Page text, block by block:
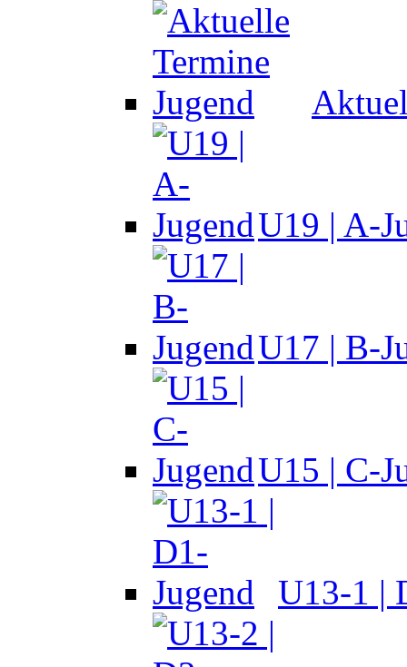
U19 | A-
U17 | B-
U15 | C-
U13-1 |